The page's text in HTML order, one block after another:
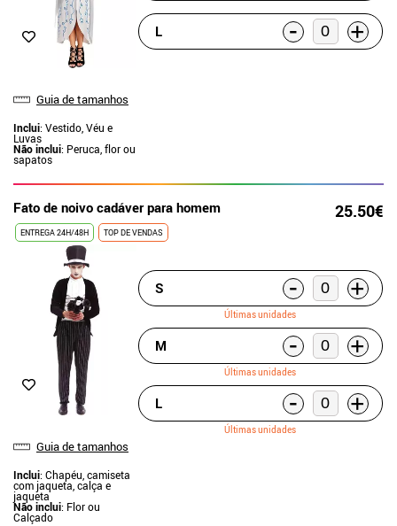
Guia de tamanhos
Inclui: Vestido, Véu e
Luvas
Não inclui: Peruca, flor ou
sapatos
L - +
Fato de noivo cadáver para homem 25.50€
ENTREGA 24H/48H TOP DE VENDAS
Guia de tamanhos
Inclui: Chapéu, camiseta
com jaqueta, calça e
jaqueta
Não inclui: Flor ou
Calçado
S - +
Últimas unidades
M - +
Últimas unidades
L - +
Últimas unidades